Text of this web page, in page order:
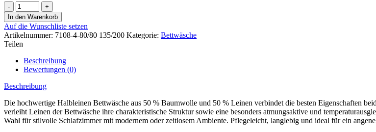
Elegante
Bettwäsche
Glee
-
Aqua
Menge
In den Warenkorb
Auf die Wunschliste setzen
Artikelnummer: 7108-4-80/80 135/200 Kategorie: Bettwäsche
Teilen
Beschreibung
Bewertungen (0)
Beschreibung
Die hochwertige Halbleinen Bettwäsche aus 50 % Baumwolle und 50 % Leinen verbindet die besten Eigenschaften
verleiht Leinen der Bettwäsche ihre charakteristische Struktur sowie eine besonders atmungsaktive und
Wahl für stilvolle Schlafzimmer mit modernem oder zeitlosem Ambiente. Pflegeleicht, langlebig und ideal für ein